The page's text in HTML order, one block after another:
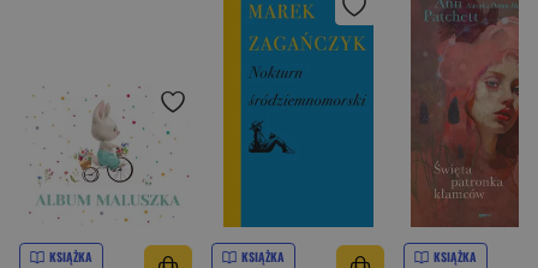
KSIĄŻKA KSIĄŻKA KSIĄŻKA